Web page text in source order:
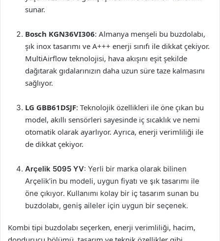
sunar.
Bosch KGN36VI306: Almanya menşeli bu buzdolabı,
şık inox tasarımı ve A+++ enerji sınıfı ile dikkat çekiyor.
MultiAirflow teknolojisi, hava akışını eşit şekilde
dağıtarak gıdalarınızın daha uzun süre taze kalmasını
sağlıyor.
LG GBB61DSJF: Teknolojik özellikleri ile öne çıkan bu
model, akıllı sensörleri sayesinde iç sıcaklık ve nemi
otomatik olarak ayarlıyor. Ayrıca, enerji verimliliği ile
de dikkat çekiyor.
Arçelik 5095 YV: Yerli bir marka olarak bilinen
Arçelik’in bu modeli, uygun fiyatı ve şık tasarımı ile
öne çıkıyor. Kullanımı kolay bir iç tasarım sunan bu
buzdolabı, geniş aileler için uygun bir seçenek.
Kombi tipi buzdolabı seçerken, enerji verimliliği, hacim,